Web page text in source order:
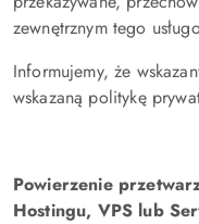
zewnętrznym tego
Informujemy, że
wskazaną politykę
Powierzenie
Hostingu, VPS lub